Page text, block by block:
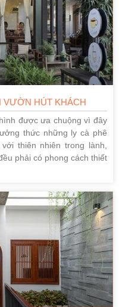
VƯỜN HÚT KHÁCH
được ưa chuộng vì đây
thức những ly cà phê
thiên nhiên trong lành,
phải có phong cách thiết